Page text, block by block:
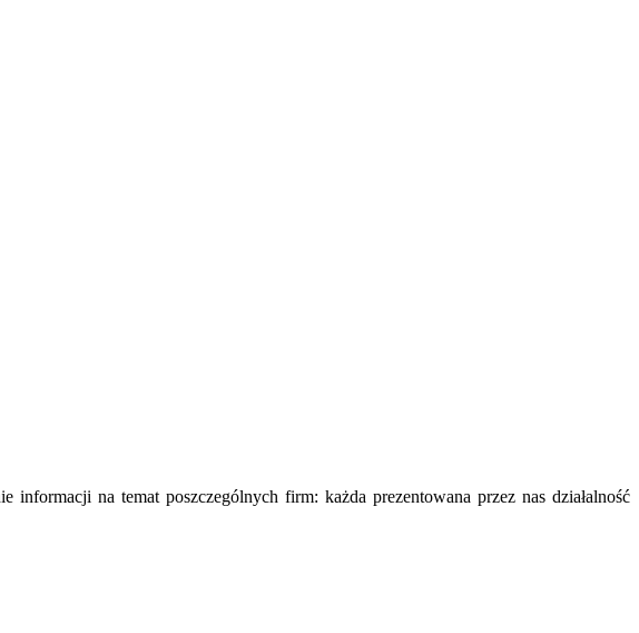
na temat poszczególnych firm: każda prezentowana przez nas działalność